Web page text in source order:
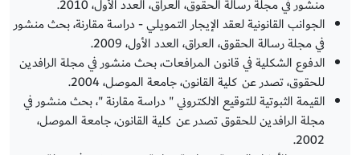
منشور في مجلة رسالة الحقوق، العراق، العدد الأول، 2010.
الجوانب القانونية لعقد الإيجار التمويلي - دراسة مقارنة، بحث منشور
في مجلة رسالة الحقوق، العراق، العدد الأول، 2009.
الدفوع الشكلية في قانون المرافعات، بحث منشور في مجلة الرافدين
للحقوق، تصدر عن كلية القانون، جامعة الموصل، 2004.
القيمة الثبوتية للتوقيع الالكتروني " دراسة مقارنة "، بحث منشور في
مجلة الرافدين للحقوق تصدر عن كلية القانون، جامعة الموصل،
2002.